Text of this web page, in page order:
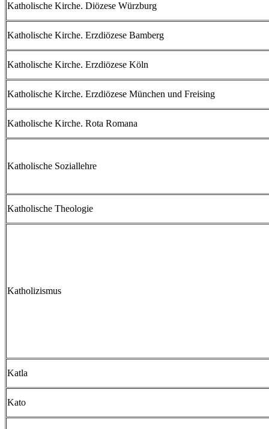
Katholische Kirche. Diözese Würzburg
Katholische Kirche. Erzdiözese Bamberg
Katholische Kirche. Erzdiözese Köln
Katholische Kirche. Erzdiözese München und Freising
Katholische Kirche. Rota Romana
Katholische Soziallehre
Katholische Theologie
Katholizismus
Katla
Kato